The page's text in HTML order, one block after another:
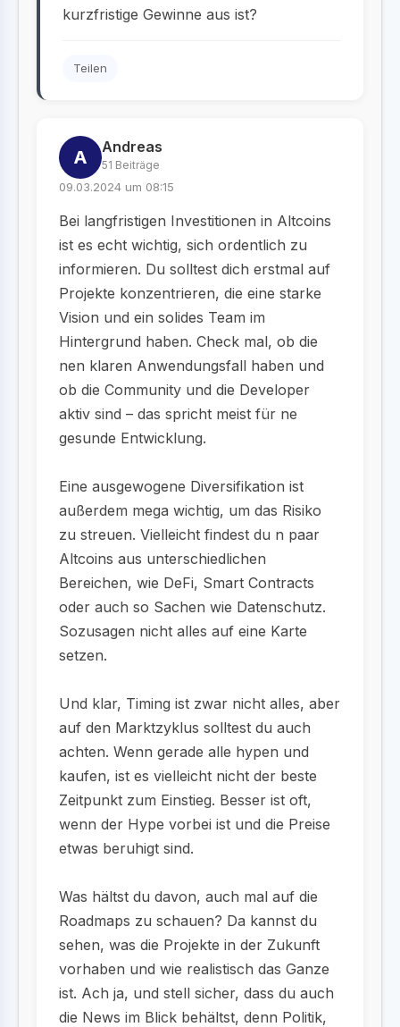
kurzfristige Gewinne aus ist?
Teilen
A Andreas
51 Beiträge
09.03.2024 um 08:15
Bei langfristigen Investitionen in Altcoins
ist es echt wichtig, sich ordentlich zu
informieren. Du solltest dich erstmal auf
Projekte konzentrieren, die eine starke
Vision und ein solides Team im
Hintergrund haben. Check mal, ob die
nen klaren Anwendungsfall haben und
ob die Community und die Developer
aktiv sind – das spricht meist für ne
gesunde Entwicklung.
Eine ausgewogene Diversifikation ist
außerdem mega wichtig, um das Risiko
zu streuen. Vielleicht findest du n paar
Altcoins aus unterschiedlichen
Bereichen, wie DeFi, Smart Contracts
oder auch so Sachen wie Datenschutz.
Sozusagen nicht alles auf eine Karte
setzen.
Und klar, Timing ist zwar nicht alles, aber
auf den Marktzyklus solltest du auch
achten. Wenn gerade alle hypen und
kaufen, ist es vielleicht nicht der beste
Zeitpunkt zum Einstieg. Besser ist oft,
wenn der Hype vorbei ist und die Preise
etwas beruhigt sind.
Was hältst du davon, auch mal auf die
Roadmaps zu schauen? Da kannst du
sehen, was die Projekte in der Zukunft
vorhaben und wie realistisch das Ganze
ist. Ach ja, und stell sicher, dass du auch
die News im Blick behältst, denn Politik,